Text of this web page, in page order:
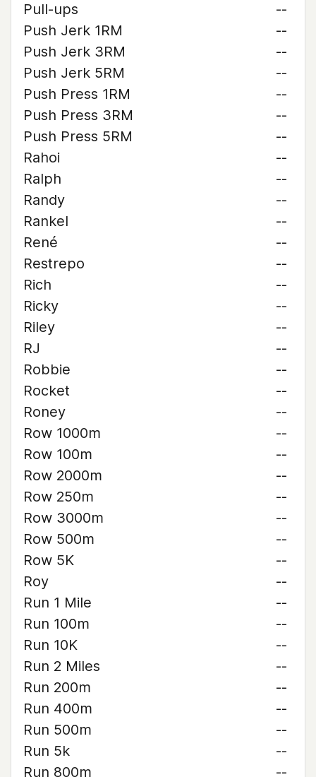
Pull-ups
--
Push Jerk 1RM
--
Push Jerk 3RM
--
Push Jerk 5RM
--
Push Press 1RM
--
Push Press 3RM
--
Push Press 5RM
--
Rahoi
--
Ralph
--
Randy
--
Rankel
--
René
--
Restrepo
--
Rich
--
Ricky
--
Riley
--
RJ
--
Robbie
--
Rocket
--
Roney
--
Row 1000m
--
Row 100m
--
Row 2000m
--
Row 250m
--
Row 3000m
--
Row 500m
--
Row 5K
--
Roy
--
Run 1 Mile
--
Run 100m
--
Run 10K
--
Run 2 Miles
--
Run 200m
--
Run 400m
--
Run 500m
--
Run 5k
--
Run 800m
--